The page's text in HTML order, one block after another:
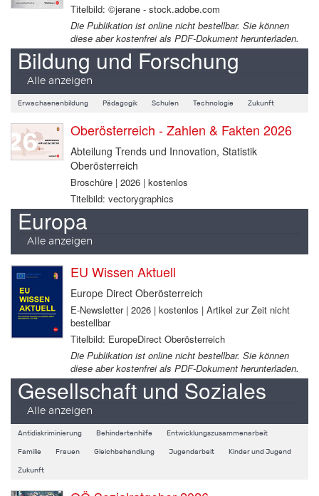
Titelbild: ©jerane - stock.adobe.com
Die Publikation ist online nicht bestellbar. Sie können
diese aber kostenfrei als PDF-Dokument herunterladen.
Bildung und Forschung
Alle anzeigen
Erwachsenenbildung Pädagogik Schulen Technologie Zukunft
Oberösterreich - Zahlen & Fakten 2026
Abteilung Trends und Innovation, Statistik
Oberösterreich
Broschüre | 2026 | kostenlos
Titelbild: vectorygraphics
Europa
Alle anzeigen
EU Wissen Aktuell
Europe Direct Oberösterreich
E-Newsletter | 2026 | kostenlos | Artikel zur Zeit nicht
bestellbar
Titelbild: EuropeDirect Oberösterreich
Die Publikation ist online nicht bestellbar. Sie können
diese aber kostenfrei als PDF-Dokument herunterladen.
Gesellschaft und Soziales
Alle anzeigen
Antidiskriminierung Behindertenhilfe Entwicklungszusammenarbeit
Familie Frauen Gleichbehandlung Jugendarbeit Kinder und Jugend
Zukunft